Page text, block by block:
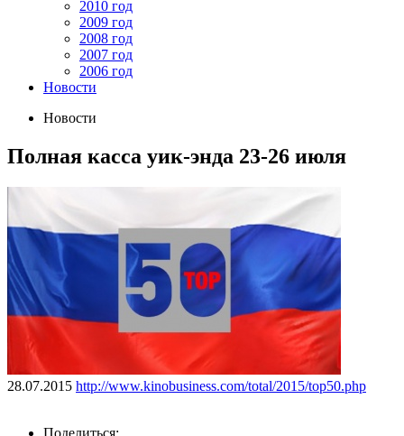
2010 год
2009 год
2008 год
2007 год
2006 год
Новости
Новости
Полная касса уик-энда 23-26 июля
28.07.2015 http://www.kinobusiness.com/total/2015/top50.php
Поделиться: